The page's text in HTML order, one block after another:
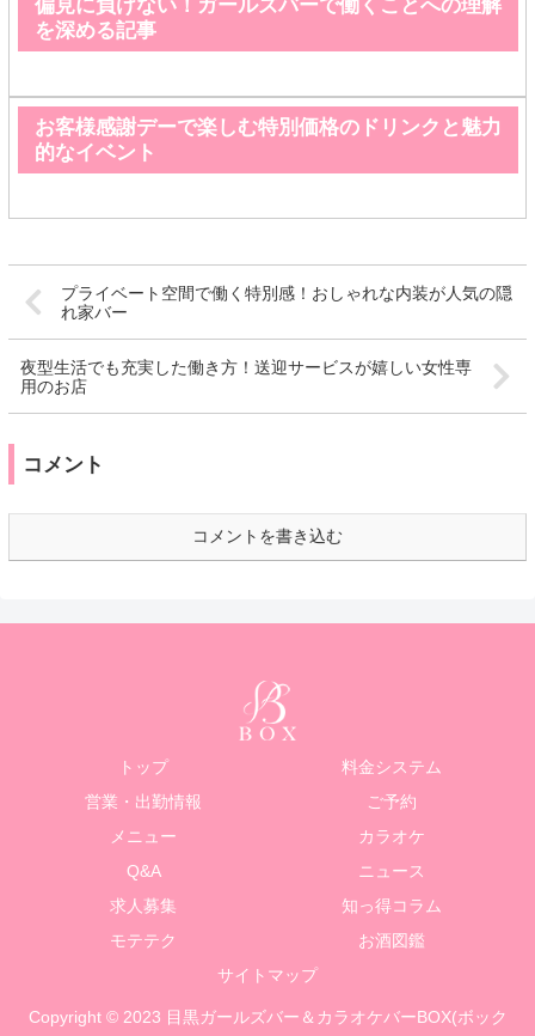
偏見に負けない！ガールズバーで働くことへの理解
を深める記事
お客様感謝デーで楽しむ特別価格のドリンクと魅力
的なイベント
プライベート空間で働く特別感！おしゃれな内装が人気の隠
れ家バー
夜型生活でも充実した働き方！送迎サービスが嬉しい女性専
用のお店
コメント
コメントを書き込む
トップ
料金システム
営業・出勤情報
ご予約
メニュー
カラオケ
Q&A
ニュース
求人募集
知っ得コラム
モテテク
お酒図鑑
サイトマップ
Copyright © 2023 目黒ガールズバー＆カラオケバーBOX(ボック